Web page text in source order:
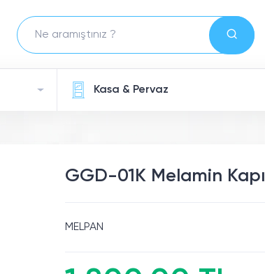
Kasa & Pervaz
GGD-01K Melamin Kapı
MELPAN